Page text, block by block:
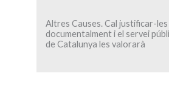
Altres Causes. Cal justificar-les
documentalment i el servei
de Catalunya les valorarà